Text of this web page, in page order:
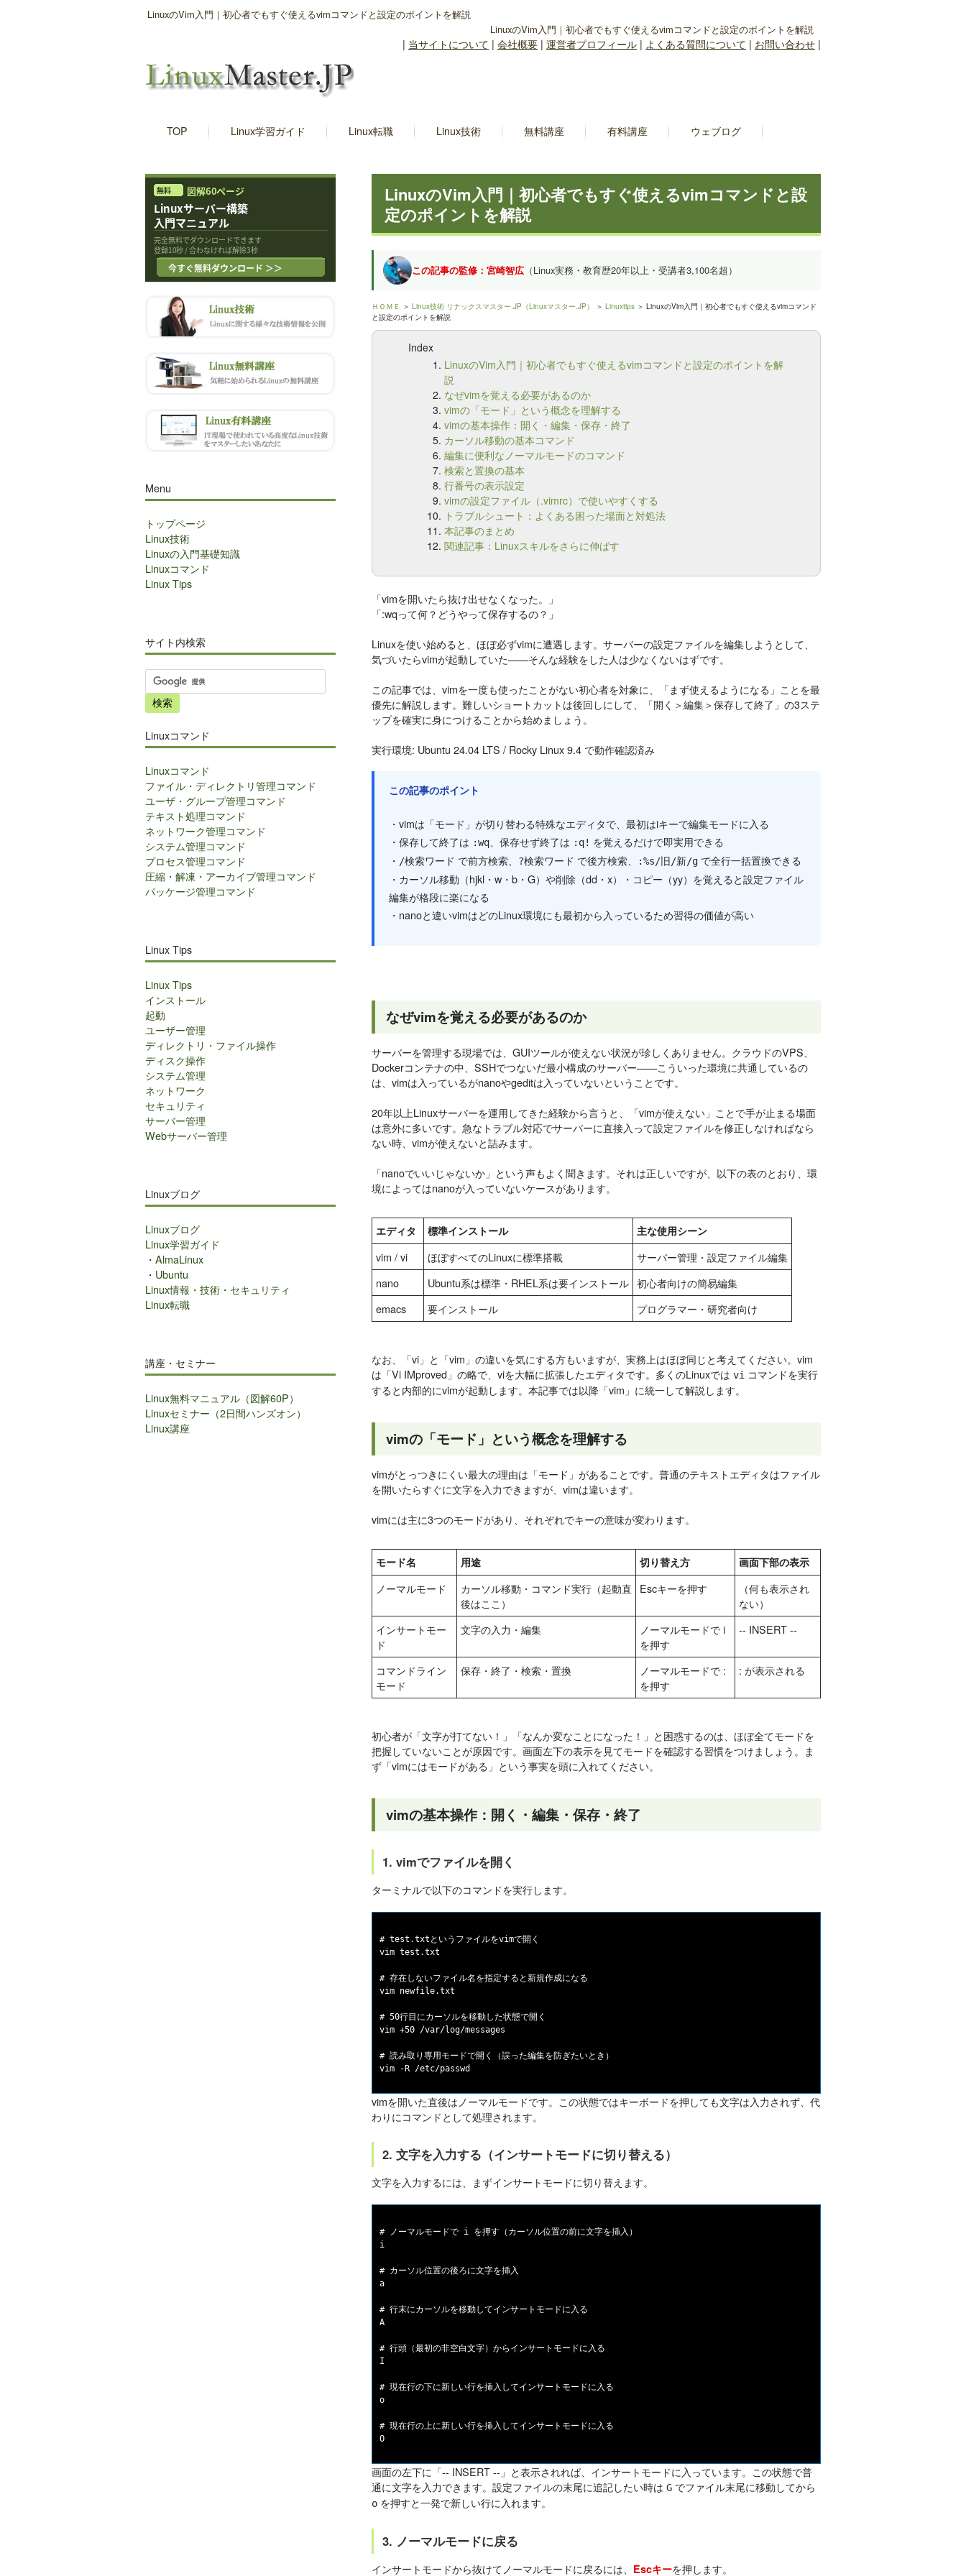
LinuxのVim入門｜初心者でもすぐ使えるvimコマンドと設定のポイントを解説
LinuxのVim入門｜初心者でもすぐ使えるvimコマンドと設定のポイントを解説
| 当サイトについて | 会社概要 | 運営者プロフィール | よくある質問について | お問い合わせ |
TOP Linux学習ガイド Linux転職 Linux技術 無料講座 有料講座 ウェブログ
LinuxのVim入門｜初心者でもすぐ使えるvimコマンドと設
定のポイントを解説
この記事の監修：宮崎智広（Linux実務・教育歴20年以上・受講者3,100名超）
ＨＯＭＥ ＞ Linux技術 リナックスマスター.JP（Linuxマスター.JP） ＞ Linuxtips ＞ LinuxのVim入門｜初心者でもすぐ使えるvimコマンド
と設定のポイントを解説
Index
LinuxのVim入門｜初心者でもすぐ使えるvimコマンドと設定のポイントを解
説
なぜvimを覚える必要があるのか
vimの「モード」という概念を理解する
vimの基本操作：開く・編集・保存・終了
カーソル移動の基本コマンド
編集に便利なノーマルモードのコマンド
検索と置換の基本
行番号の表示設定
vimの設定ファイル（.vimrc）で使いやすくする
トラブルシュート：よくある困った場面と対処法
本記事のまとめ
関連記事：Linuxスキルをさらに伸ばす
「vimを開いたら抜け出せなくなった。」
「:wqって何？どうやって保存するの？」
Linuxを使い始めると、ほぼ必ずvimに遭遇します。サーバーの設定ファイルを編集しようとして、
気づいたらvimが起動していた——そんな経験をした人は少なくないはずです。
この記事では、vimを一度も使ったことがない初心者を対象に、「まず使えるようになる」ことを最
優先に解説します。難しいショートカットは後回しにして、「開く＞編集＞保存して終了」の3ステ
ップを確実に身につけることから始めましょう。
実行環境: Ubuntu 24.04 LTS / Rocky Linux 9.4 で動作確認済み
この記事のポイント
・vimは「モード」が切り替わる特殊なエディタで、最初はiキーで編集モードに入る
・保存して終了は :wq 、保存せず終了は :q! を覚えるだけで即実用できる
・ /検索ワード で前方検索、 ?検索ワード で後方検索、 :%s/旧/新/g で全行一括置換できる
・カーソル移動（hjkl・w・b・G）や削除（dd・x）・コピー（yy）を覚えると設定ファイル
編集が格段に楽になる
・nanoと違いvimはどのLinux環境にも最初から入っているため習得の価値が高い
なぜvimを覚える必要があるのか
サーバーを管理する現場では、GUIツールが使えない状況が珍しくありません。クラウドのVPS、
Dockerコンテナの中、SSHでつないだ最小構成のサーバー——こういった環境に共通しているの
は、vimは入っているがnanoやgeditは入っていないということです。
20年以上Linuxサーバーを運用してきた経験から言うと、「vimが使えない」ことで手が止まる場面
は意外に多いです。急なトラブル対応でサーバーに直接入って設定ファイルを修正しなければなら
ない時、vimが使えないと詰みます。
「nanoでいいじゃないか」という声もよく聞きます。それは正しいですが、以下の表のとおり、環
境によってはnanoが入っていないケースがあります。
エディタ 標準インストール 主な使用シーン
vim / vi ほぼすべてのLinuxに標準搭載
サーバー管理・設定ファイル編集
nano
Ubuntu系は標準・RHEL系は要インストール 初心者向けの簡易編集
emacs
要インストール プログラマー・研究者向け
なお、「vi」と「vim」の違いを気にする方もいますが、実務上はほぼ同じと考えてください。vim
は「Vi IMproved」の略で、viを大幅に拡張したエディタです。多くのLinuxでは vi コマンドを実行
すると内部的にvimが起動します。本記事では以降「vim」に統一して解説します。
vimの「モード」という概念を理解する
vimがとっつきにくい最大の理由は「モード」があることです。普通のテキストエディタはファイル
を開いたらすぐに文字を入力できますが、vimは違います。
vimには主に3つのモードがあり、それぞれでキーの意味が変わります。
モード名 用途 切り替え方 画面下部の表示
ノーマルモード
カーソル移動・コマンド実行（起動直
後はここ）
Escキーを押す
（何も表示され
ない）
インサートモー
ド
文字の入力・編集
ノーマルモードで i
を押す
-- INSERT --
コマンドライン
モード
保存・終了・検索・置換
ノーマルモードで :
を押す
: が表示される
初心者が「文字が打てない！」「なんか変なことになった！」と困惑するのは、ほぼ全てモードを
把握していないことが原因です。画面左下の表示を見てモードを確認する習慣をつけましょう。ま
ず「vimにはモードがある」という事実を頭に入れてください。
vimの基本操作：開く・編集・保存・終了
1. vimでファイルを開く
ターミナルで以下のコマンドを実行します。
# test.txtというファイルをvimで開く
vim test.txt
# 存在しないファイル名を指定すると新規作成になる
vim newfile.txt
# 50行目にカーソルを移動した状態で開く
vim +50 /var/log/messages
# 読み取り専用モードで開く（誤った編集を防ぎたいとき）
vimを開いた直後はノーマルモードです。この状態ではキーボードを押しても文字は入力されず、代
わりにコマンドとして処理されます。
2. 文字を入力する（インサートモードに切り替える）
文字を入力するには、まずインサートモードに切り替えます。
# ノーマルモードで i を押す（カーソル位置の前に文字を挿入）
i
# カーソル位置の後ろに文字を挿入
a
# 行末にカーソルを移動してインサートモードに入る
A
# 行頭（最初の非空白文字）からインサートモードに入る
I
# 現在行の下に新しい行を挿入してインサートモードに入る
o
# 現在行の上に新しい行を挿入してインサートモードに入る
画面の左下に「-- INSERT --」と表示されれば、インサートモードに入っています。この状態で普
通に文字を入力できます。設定ファイルの末尾に追記したい時は G でファイル末尾に移動してから
o を押すと一発で新しい行に入れます。
3. ノーマルモードに戻る
インサートモードから抜けてノーマルモードに戻るには、 Escキーを押します。
Menu
トップページ
Linux技術
Linuxの入門基礎知識
Linuxコマンド
Linux Tips
サイト内検索
サ
イ
ト
検
索
Linuxコマンド
Linuxコマンド
ファイル・ディレクトリ管理コマンド
ユーザ・グループ管理コマンド
テキスト処理コマンド
ネットワーク管理コマンド
システム管理コマンド
プロセス管理コマンド
圧縮・解凍・アーカイブ管理コマンド
パッケージ管理コマンド
Linux Tips
Linux Tips
インストール
起動
ユーザー管理
ディレクトリ・ファイル操作
ディスク操作
システム管理
ネットワーク
セキュリティ
サーバー管理
Webサーバー管理
Linuxブログ
Linuxブログ
Linux学習ガイド
・ AlmaLinux
・ Ubuntu
Linux情報・技術・セキュリティ
Linux転職
講座・セミナー
Linux無料マニュアル（図解60P）
Linuxセミナー（2日間ハンズオン）
Linux講座